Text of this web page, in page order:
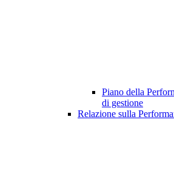
Piano della
di gestione
Relazione sulla